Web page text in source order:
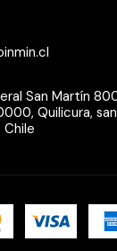
San Martín
Quilicura,